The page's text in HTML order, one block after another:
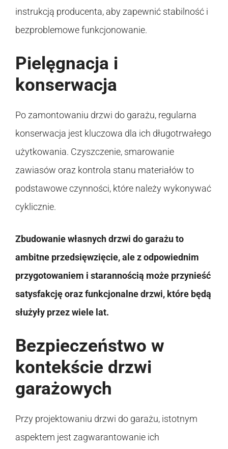
instrukcją producenta, aby zapewnić stabilność i
bezproblemowe funkcjonowanie.
Pielęgnacja i
konserwacja
Po zamontowaniu drzwi do garażu, regularna
konserwacja jest kluczowa dla ich długotrwałego
użytkowania. Czyszczenie, smarowanie
zawiasów oraz kontrola stanu materiałów to
podstawowe czynności, które należy wykonywać
cyklicznie.
Zbudowanie własnych drzwi do garażu to
ambitne przedsięwzięcie, ale z odpowiednim
przygotowaniem i starannością może przynieść
satysfakcję oraz funkcjonalne drzwi, które będą
służyły przez wiele lat.
Bezpieczeństwo w
kontekście drzwi
garażowych
Przy projektowaniu drzwi do garażu, istotnym
aspektem jest zagwarantowanie ich